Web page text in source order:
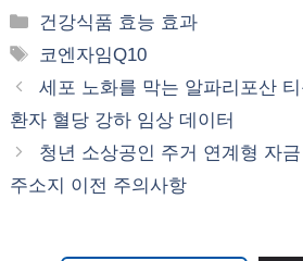
카
테
리
건강식품 효능 효과
태
그
코엔자임Q10
세포 노화를 막는 알파리포산
환자 혈당 강하 임상 데이터
청년 소상공인 주거 연계형 자
주소지 이전 주의사항